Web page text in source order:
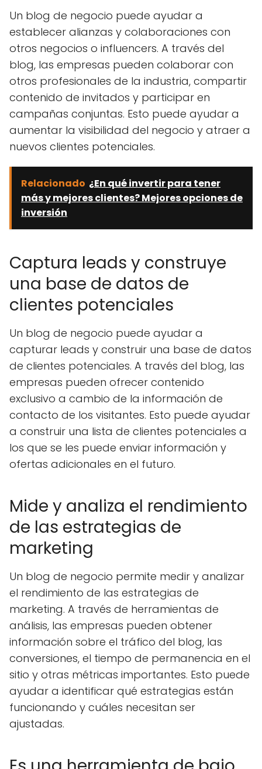
Un blog de negocio puede ayudar a
establecer alianzas y colaboraciones con
otros negocios o influencers. A través del
blog, las empresas pueden colaborar con
otros profesionales de la industria, compartir
contenido de invitados y participar en
campañas conjuntas. Esto puede ayudar a
aumentar la visibilidad del negocio y atraer a
nuevos clientes potenciales.
Relacionado ¿En qué invertir para tener
más y mejores clientes? Mejores opciones de
inversión
Captura leads y construye
una base de datos de
clientes potenciales
Un blog de negocio puede ayudar a
capturar leads y construir una base de datos
de clientes potenciales. A través del blog, las
empresas pueden ofrecer contenido
exclusivo a cambio de la información de
contacto de los visitantes. Esto puede ayudar
a construir una lista de clientes potenciales a
los que se les puede enviar información y
ofertas adicionales en el futuro.
Mide y analiza el rendimiento
de las estrategias de
marketing
Un blog de negocio permite medir y analizar
el rendimiento de las estrategias de
marketing. A través de herramientas de
análisis, las empresas pueden obtener
información sobre el tráfico del blog, las
conversiones, el tiempo de permanencia en el
sitio y otras métricas importantes. Esto puede
ayudar a identificar qué estrategias están
funcionando y cuáles necesitan ser
ajustadas.